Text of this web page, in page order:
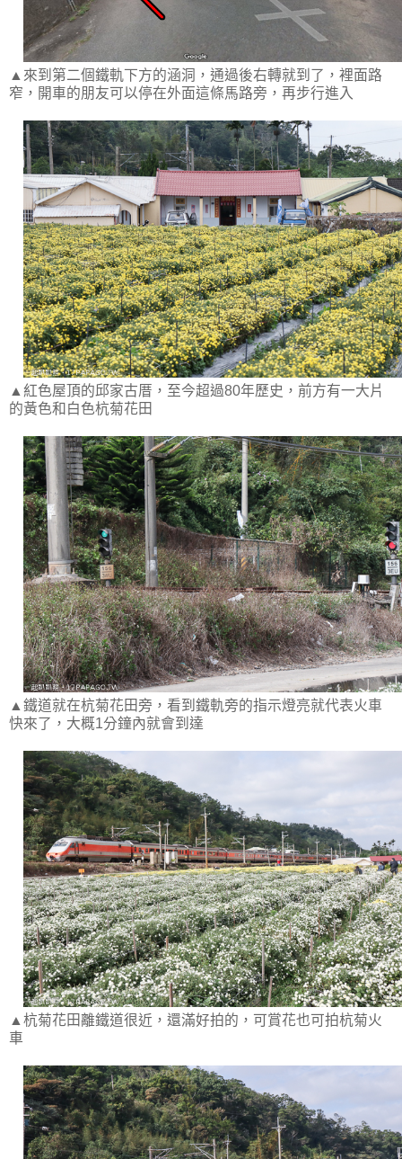
▲來到第二個鐵軌下方的涵洞，通過後右轉就到了，裡面路
窄，開車的朋友可以停在外面這條馬路旁，再步行進入
▲紅色屋頂的邱家古厝，至今超過80年歷史，前方有一大片
的黃色和白色杭菊花田
▲鐵道就在杭菊花田旁，看到鐵軌旁的指示燈亮就代表火車
快來了，大概1分鐘內就會到達
▲杭菊花田離鐵道很近，還滿好拍的，可賞花也可拍杭菊火
車